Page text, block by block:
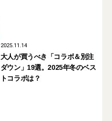
2025.11.14
大人が買うべき「コラボ＆別注
ダウン」19選。2025年冬のベス
トコラボは？